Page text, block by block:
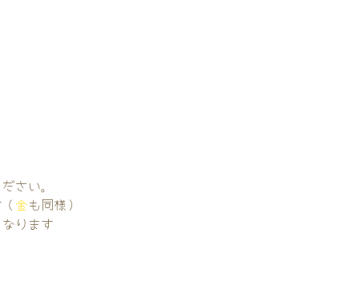
さい。
金も同様）
ります